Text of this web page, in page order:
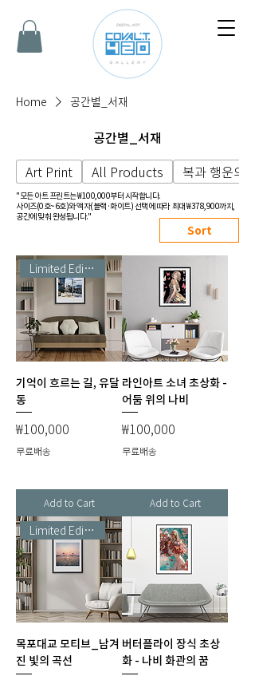
Home 공간별_서재
공간별_서재
Art Print
All Products 복과 행운의
Sort
Limited Edition
기억이 흐르는 길, 유달
동
Price
₩100,000
무료배송
Add to Cart
라인아트 소녀 초상화 -
어둠 위의 나비
Price
₩100,000
무료배송
Add to Cart
Limited Edition
목포대교 모티브_남겨
진 빛의 곡선
버터플라이 장식 초상
화 - 나비 화관의 꿈
"모든 아트 프린트는 ₩100,000부터 시작합니다.
사이즈(0호~6호)와 액자(블랙·화이트) 선택에 따라최대 ₩378,900까지,
공간에 맞춰 완성됩니다."